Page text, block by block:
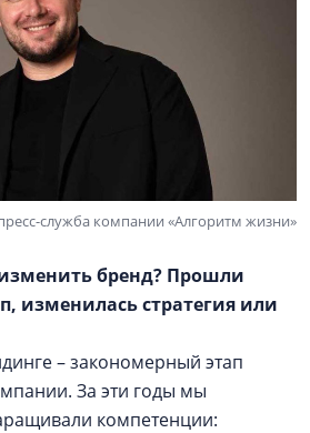
служба компании «Алгоритм жизни»
бренд? Прошли
изменилась стратегия или
– закономерный этап
За эти годы мы
компетенции: